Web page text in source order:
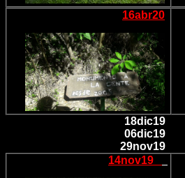
16abr20
18dic19
06dic19
29nov19
14nov19